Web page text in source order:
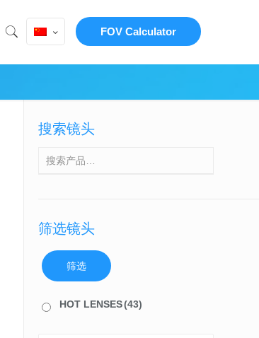
FOV Calculator
搜索镜头
筛选镜头
筛选
HOT LENSES(43)